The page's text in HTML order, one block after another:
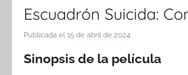
Escuadrón Suicida:
Publicada el 15 de abril de 2024
r
Sinopsis de la película